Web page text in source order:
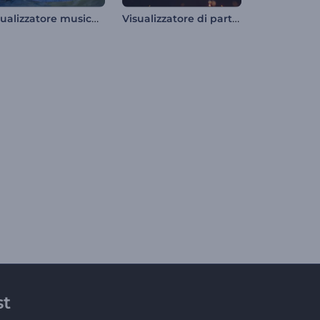
Visualizzatore musicale dell'Osservatorio Cosmico Visualizzatore di particelle scintillanti